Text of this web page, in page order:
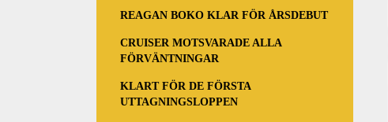
REAGAN BOKO KLAR FÖR ÅRSDEBUT
CRUISER MOTSVARADE ALLA
FÖRVÄNTNINGAR
KLART FÖR DE FÖRSTA
UTTAGNINGSLOPPEN